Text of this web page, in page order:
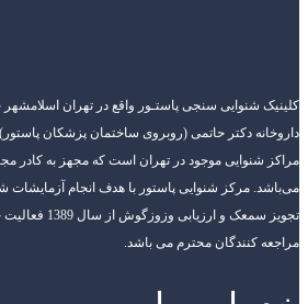
کلینیک شنوایی سنجی پاستـور واقع در تهران
مراکز شنوایی موجود در تهران است که مجهز به کادر
می‌باشد. مرکز شنوایی پاستور با هدف انجام آزمایشات
تجویز سمعک و
مراجعه کنندگان محترم می باشد.